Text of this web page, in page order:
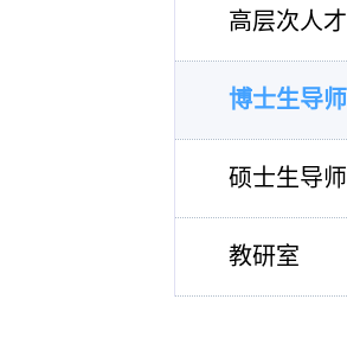
高层次人才
博士生导师
硕士生导师
教研室